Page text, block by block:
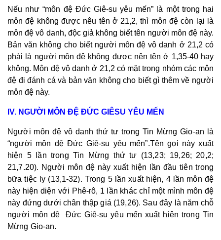
Nếu như “môn đệ Đức Giê-su yêu mến” là một trong hai
môn đệ không được nêu tên ở 21,2, thì môn đệ còn lại là
môn đệ vô danh, độc giả không biết tên người môn đệ này.
Bản văn không cho biết người môn đệ vô danh ở 21,2 có
phải là người môn đệ không được nên tên ở 1,35-40 hay
không. Môn đệ vô danh ở 21,2 có mặt trong nhóm các môn
đệ đi đánh cá và bản văn không cho biết gì thêm về người
môn đệ này.
IV. NGƯỜI MÔN ĐỆ ĐỨC GIÊSU YÊU MẾN
Người môn đệ vô danh thứ tư trong Tin Mừng Gio-an là
“người môn đệ Đức Giê-su yêu mến”.Tên gọi này xuất
hiện 5 lần trong Tin Mừng thứ tư (13,23; 19,26; 20,2;
21,7.20). Người môn đệ này xuất hiện lần đầu tiên trong
bữa tiệc ly (13,1-32). Trong 5 lần xuất hiện, 4 lần môn đệ
này hiện diện với Phê-rô, 1 lần khác chỉ một mình môn đệ
này đứng dưới chân thập giá (19,26). Sau đây là năm chỗ
người môn đệ Đức Giê-su yêu mến xuất hiện trong Tin
Mừng Gio-an.